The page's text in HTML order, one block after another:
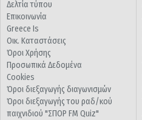
Δελτία τύπου
Επικοινωνία
Greece Is
Οικ. Καταστάσεις
Όροι Χρήσης
Προσωπικά Δεδομένα
Cookies
Όροι διεξαγωγής διαγωνισμών
Όροι διεξαγωγής του ραδ/κού
παιχνιδιού "ΣΠΟΡ FM Quiz"